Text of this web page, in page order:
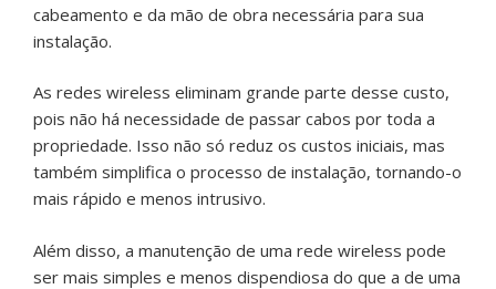
cabeamento e da mão de obra necessária para sua
instalação.
As redes wireless eliminam grande parte desse custo,
pois não há necessidade de passar cabos por toda a
propriedade. Isso não só reduz os custos iniciais, mas
também simplifica o processo de instalação, tornando-o
mais rápido e menos intrusivo.
Além disso, a manutenção de uma rede wireless pode
ser mais simples e menos dispendiosa do que a de uma